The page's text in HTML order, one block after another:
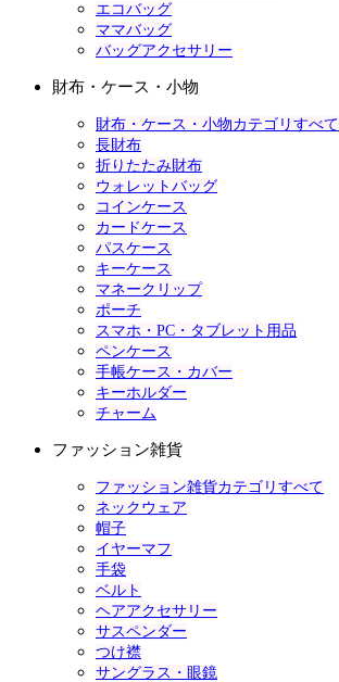
エコバッグ
ママバッグ
バッグアクセサリー
財布・ケース・小物
財布・ケース・小物カテゴリすべて
長財布
折りたたみ財布
ウォレットバッグ
コインケース
カードケース
パスケース
キーケース
マネークリップ
ポーチ
スマホ・PC・タブレット用品
ペンケース
手帳ケース・カバー
キーホルダー
チャーム
ファッション雑貨
ファッション雑貨カテゴリすべて
ネックウェア
帽子
イヤーマフ
手袋
ベルト
ヘアアクセサリー
サスペンダー
つけ襟
サングラス・眼鏡